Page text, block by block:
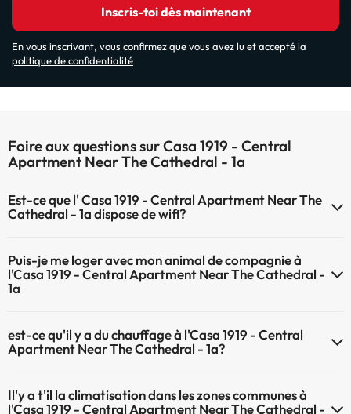
Inscris-toi dès maintenant
En vous inscrivant, vous confirmez que vous avez lu et accepté la
politique de confidentialité
Foire aux questions sur Casa 1919 - Central
Apartment Near The Cathedral - 1a
Est-ce que l' Casa 1919 - Central Apartment Near The
Cathedral - 1a dispose de wifi?
du Wifi.
Puis-je me loger avec mon animal de compagnie à
l'Casa 1919 - Central Apartment Near The Cathedral -
1a
animaux de compagnie ne sont pas admis.
est-ce qu'il y a du chauffage à l'Casa 1919 - Central
Apartment Near The Cathedral - 1a?
dispose de chauffage dans lez zones communes
Il'y a t'il la climatisation dans les zones communes à
l'Casa 1919 - Central Apartment Near The Cathedral -